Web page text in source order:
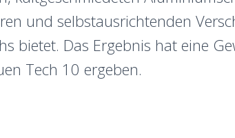
und selbstausrichtenden
bietet. Das Ergebnis hat eine
Tech 10 ergeben.